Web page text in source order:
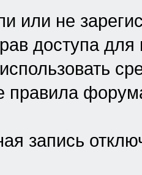
или не
доступа
правила
запись